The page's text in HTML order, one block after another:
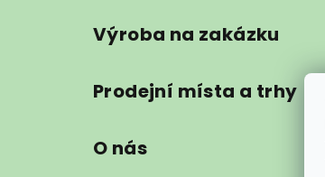
Výroba na zakázku
Prodejní místa a trhy
O nás